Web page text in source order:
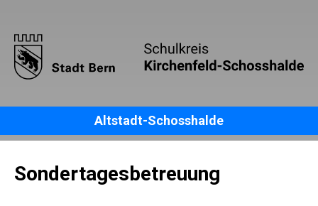
Altstadt-Schosshalde
Sondertagesbetreuung